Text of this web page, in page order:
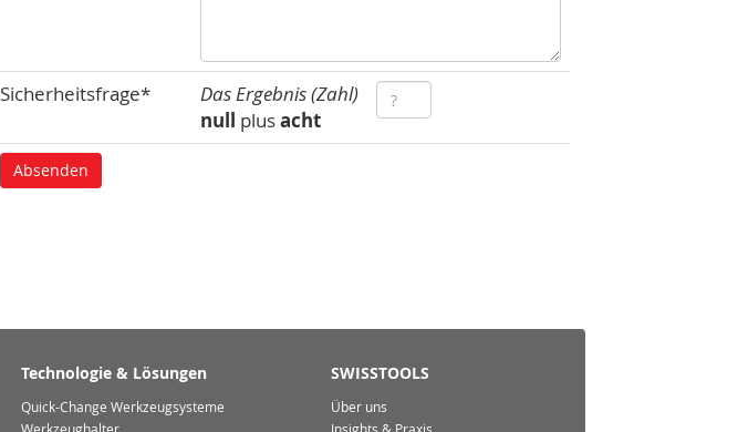
Sicherheitsfrage*
Das Ergebnis (Zahl)
null plusacht
Technologie & Lösungen
Quick-Change Werkzeugsysteme
SWISSTOOLS
Über uns